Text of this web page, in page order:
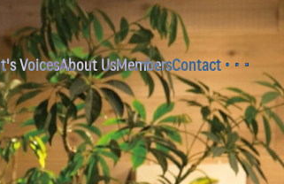
VoicesAbout UsMembersContact Open